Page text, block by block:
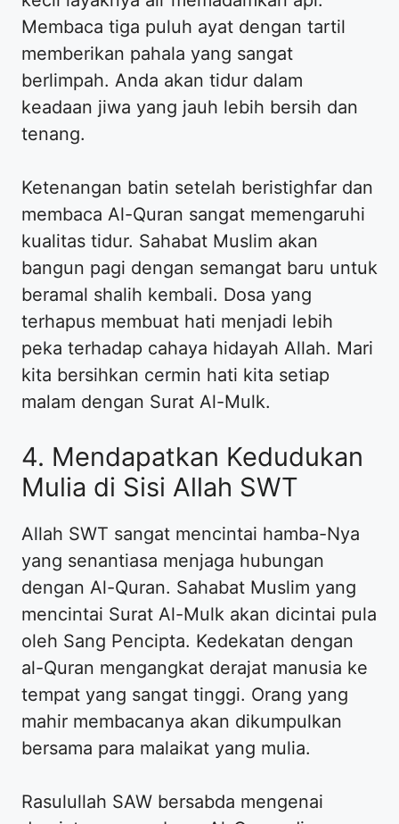
Membaca tiga puluh ayat dengan tartil
memberikan pahala yang sangat
berlimpah. Anda akan tidur dalam
keadaan jiwa yang jauh lebih bersih dan
tenang.
Ketenangan batin setelah beristighfar dan
membaca Al-Quran sangat memengaruhi
kualitas tidur. Sahabat Muslim akan
bangun pagi dengan semangat baru untuk
beramal shalih kembali. Dosa yang
terhapus membuat hati menjadi lebih
peka terhadap cahaya hidayah Allah. Mari
kita bersihkan cermin hati kita setiap
malam dengan Surat Al-Mulk.
4. Mendapatkan Kedudukan
Mulia di Sisi Allah SWT
Allah SWT sangat mencintai hamba-Nya
yang senantiasa menjaga hubungan
dengan Al-Quran. Sahabat Muslim yang
mencintai Surat Al-Mulk akan dicintai pula
oleh Sang Pencipta. Kedekatan dengan
al-Quran mengangkat derajat manusia ke
tempat yang sangat tinggi. Orang yang
mahir membacanya akan dikumpulkan
bersama para malaikat yang mulia.
Rasulullah SAW bersabda mengenai